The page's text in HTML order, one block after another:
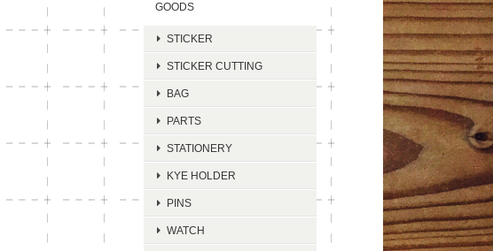
GOODS
STICKER
STICKER CUTTING
BAG
PARTS
STATIONERY
KYE HOLDER
PINS
WATCH